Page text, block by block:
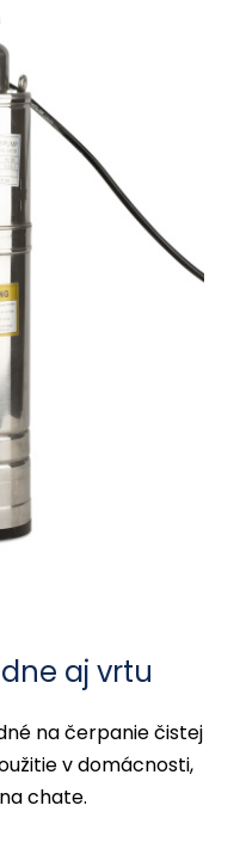
aj vrtu
na čerpanie čistej
v domácnosti,
chate.